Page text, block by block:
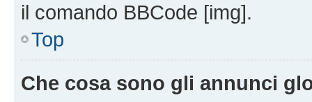
il comando BBCode [img].
Top
Che cosa sono gli annunci